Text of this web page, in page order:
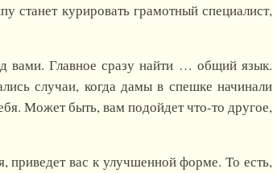
станет курировать грамотный специалист,
вами. Главное сразу найти … общий язык.
случаи, когда дамы в спешке начинали
Может быть, вам подойдет что-то другое,
приведет вас к улучшенной форме. То есть,